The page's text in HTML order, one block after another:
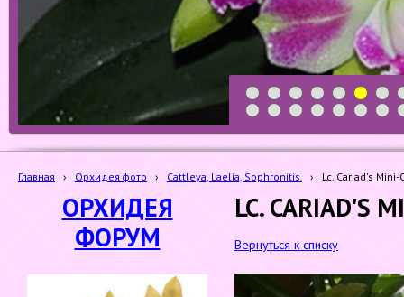
1 2 3 4 5 6 7
8
19 20 21 22 23 24 25
Главная › Орхидея фото › Cattleya, Laelia, Sophronitis. › Lc. Cariad's
ОРХИДЕЯ
ФОРУМ
LC. CARIAD'S
Вернуться к списку